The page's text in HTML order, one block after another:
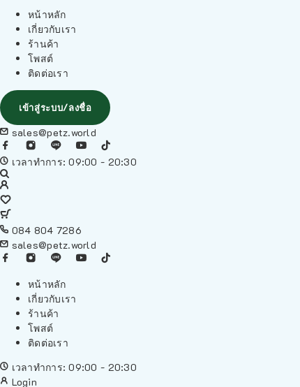
หน้าหลัก
เกี่ยวกับเรา
ร้านค้า
โพสต์
ติดต่อเรา
เข้าสู่ระบบ/ลงชื่อ
sales@petz.world
เวลาทำการ: 09:00 - 20:30
084 804 7286
sales@petz.world
หน้าหลัก
เกี่ยวกับเรา
ร้านค้า
โพสต์
ติดต่อเรา
เวลาทำการ: 09:00 - 20:30
Login